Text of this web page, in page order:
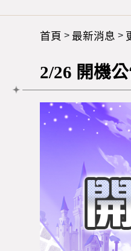
首頁 > 最新消息 >
2/26 開機